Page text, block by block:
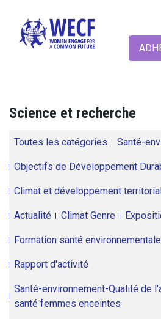
Science et recherche
Toutes les catégories Santé-
Objectifs de Développement
Climat et développement
Actualité Climat Genre
Formation santé
Rapport d'activité
Santé-environnement-Qualité de
santé femmes enceintes